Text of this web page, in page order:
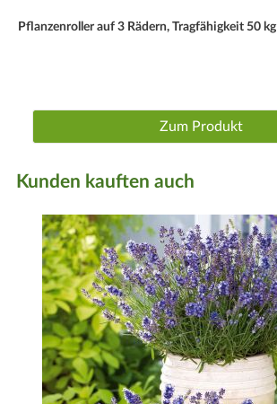
Pflanzenroller auf 3 Rädern, Tragfähigkeit 50 kg
Zum Produkt
Kunden kauften auch